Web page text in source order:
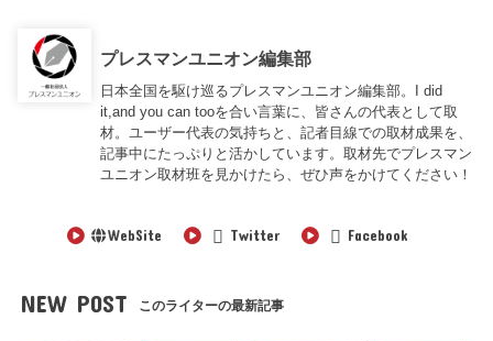
プレスマンユニオン編集部
日本全国を駆け巡るプレスマンユニオン編集部。I did
it,and you can tooを合い言葉に、皆さんの代表として取
材。ユーザー代表の気持ちと、記者目線での取材成果を、
記事中にたっぷりと活かしています。取材先でプレスマン
ユニオン取材班を見かけたら、ぜひ声をかけてください！
WebSite Twitter Facebook
NEW POST このライターの最新記事